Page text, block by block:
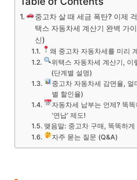
중고차 살 때 세금 폭탄? 이제
택스 자동차세 계산기 완벽 가
신)
왜 중고차 자동차세를 미리
위택스 자동차세 계산기, 이
(단계별 설명)
중고차 자동차세 감면율, 얼
별 할인율)
자동차세 납부는 언제? 똑
‘연납’ 제도!
맺음말: 중고차 구매, 똑똑하
자주 묻는 질문 (Q&A)